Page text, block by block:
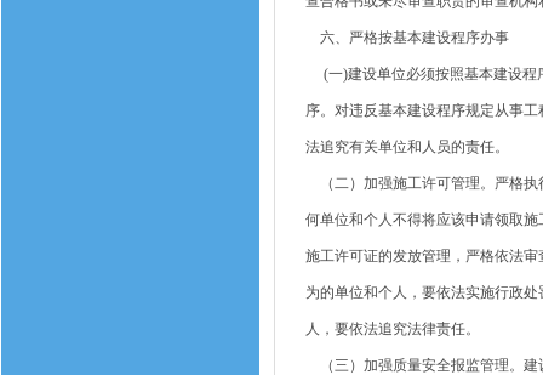
六、严格按基本建设程序办事
(一)建设单位必须按照基本建设程
序。对违反基本建设程序规定从事
法追究有关单位和人员的责任。
（二）加强施工许可管理。严格执
何单位和个人不得将应该申请领取
施工许可证的发放管理，严格依法
为的单位和个人，要依法实施行政
人，要依法追究法律责任。
（三）加强质量安全报监管理。建